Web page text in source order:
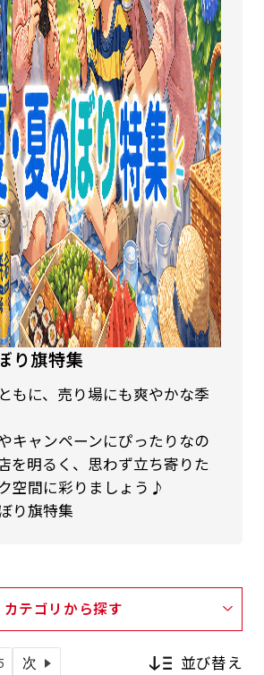
り旗特集
もに、売り場にも爽やかな季
キャンペーンにぴったりなの
を明るく、思わず立ち寄りた
空間に彩りましょう♪
り旗特集
カテゴリから探す
次 並び替え